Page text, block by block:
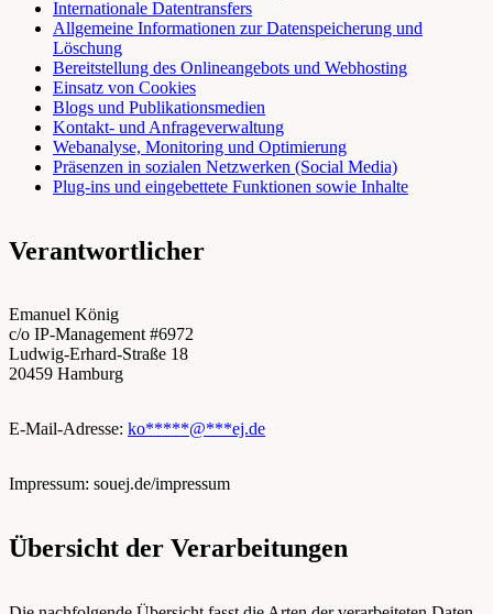
Internationale Datentransfers
Allgemeine Informationen zur Datenspeicherung und
Löschung
Bereitstellung des Onlineangebots und Webhosting
Einsatz von Cookies
Blogs und Publikationsmedien
Kontakt- und Anfrageverwaltung
Webanalyse, Monitoring und Optimierung
Präsenzen in sozialen Netzwerken (Social Media)
Plug-ins und eingebettete Funktionen sowie Inhalte
Verantwortlicher
Emanuel König
c/o IP-Management #6972
Ludwig-Erhard-Straße 18
20459 Hamburg
E-Mail-Adresse: ko*****@***ej.de
Impressum: souej.de/impressum
Übersicht der Verarbeitungen